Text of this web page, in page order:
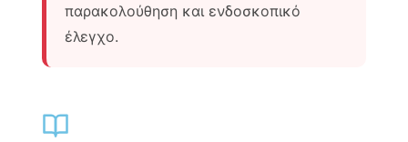
παρακολούθηση και ενδοσκοπικό
έλεγχο.